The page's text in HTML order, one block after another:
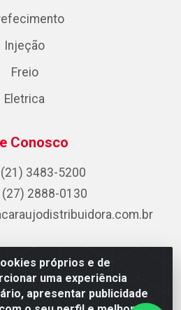
próprios e de
uma experiência
apresentar publicidade
Injeção
Freio
Eletrica
Conosco
(21) 3483-5200
(27) 2888-0130
- Rua Carneiro de Campos, 42 -
Janeiro/RJ - CEP 20.920-410 -
0003-85